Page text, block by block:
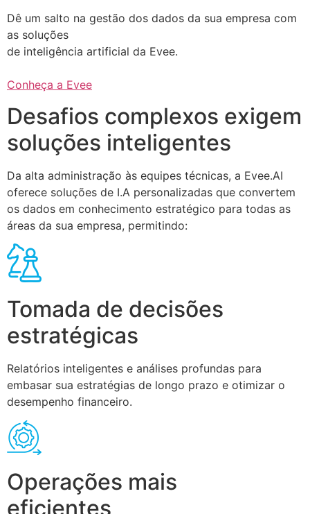
Dê um salto na gestão dos dados da sua empresa com
as soluções
de inteligência artificial da Evee.
Conheça a Evee
Desafios complexos exigem
soluções inteligentes
Da alta administração às equipes técnicas, a Evee.AI
oferece soluções de I.A personalizadas que convertem
os dados em conhecimento estratégico para todas as
áreas da sua empresa, permitindo:
Tomada de decisões
estratégicas
Relatórios inteligentes e análises profundas para
embasar sua estratégias de longo prazo e otimizar o
desempenho financeiro.
Operações mais
eficientes